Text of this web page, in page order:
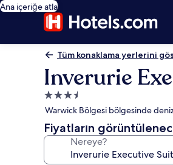
Ana içeriğe atla
Tüm konaklama yerlerini
Inverurie
3.5
yıldızlı
konaklama
yeri
Warwick Bölgesi bölgesinde deniz
Fiyatların
Nereye?